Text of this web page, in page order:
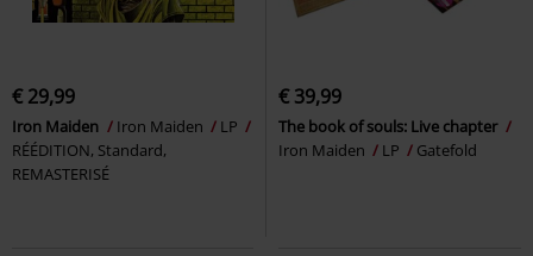
€ 29,99
Iron Maiden Iron Maiden
LP
RÉÉDITION, Standard,
REMASTERISÉ
€ 39,99
The book of souls: Live chapter
Iron Maiden
LP Gatefold